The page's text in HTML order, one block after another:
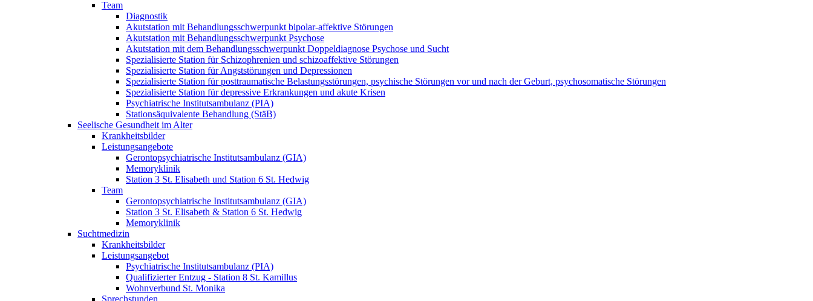
Team
Diagnostik
Akutstation mit Behandlungsschwerpunkt bipolar-affektive Störungen
Akutstation mit Behandlungsschwerpunkt Psychose
Akutstation mit dem Behandlungsschwerpunkt Doppeldiagnose Psychose und Sucht
Spezialisierte Station für Schizophrenien und schizoaffektive Störungen
Spezialisierte Station für Angststörungen und Depressionen
Spezialisierte Station für posttraumatische Belastungsstörungen, psychische Störungen vor und nach der Geburt, psychosomatische Störungen
Spezialisierte Station für depressive Erkrankungen und akute Krisen
Psychiatrische Institutsambulanz (PIA)
Stationsäquivalente Behandlung (StäB)
Seelische Gesundheit im Alter
Krankheitsbilder
Leistungsangebote
Gerontopsychiatrische Institutsambulanz (GIA)
Memoryklinik
Station 3 St. Elisabeth und Station 6 St. Hedwig
Team
Gerontopsychiatrische Institutsambulanz (GIA)
Station 3 St. Elisabeth & Station 6 St. Hedwig
Memoryklinik
Suchtmedizin
Krankheitsbilder
Leistungsangebot
Psychiatrische Institutsambulanz (PIA)
Qualifizierter Entzug - Station 8 St. Kamillus
Wohnverbund St. Monika
Sprechstunden